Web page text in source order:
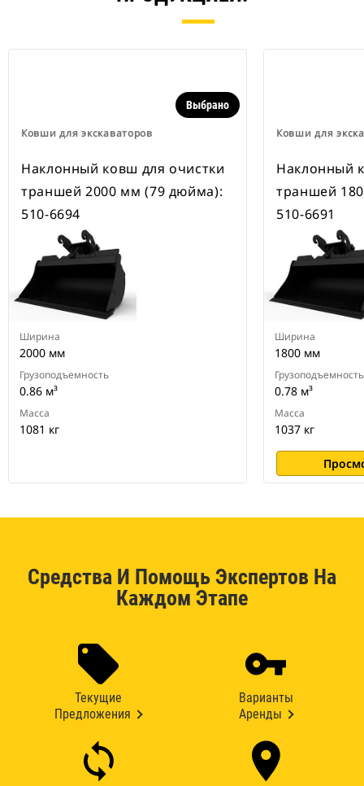
рассчитанные на ширину для
В навесном оборудовании,
навесного оборудования CW,
применяются неподвижно
закрепленные быстроразъемные
Специальные устройства для
быстрой смены навесного
оборудования CW оснащены
клиновидным замком для
специальные устройства для
быстрой смены навесного
оборудования CW для всех
Ковши для экскаваторов
Выбрано
Наклонный ковш для очистки
траншей 2000 мм (79 дюйма):
510-6694
Ширина
2000 мм
Грузоподъемность
0.86 м³
Масса
1081 кг
Ковши для
Наклонный
траншей
510-6691
Ширина
1800 мм
Грузоподъемность
0.78 м³
Масса
1037 кг
Средства И Помощь Экспертов На
Каждом Этапе
Текущие
Предложения
Варианты
Аренды